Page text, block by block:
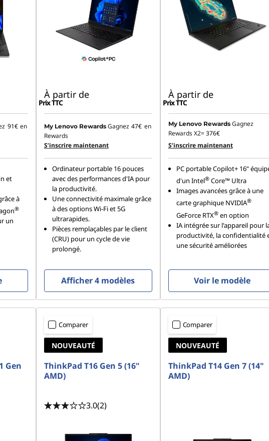
91€ en
et
à
®
un
À partir de
Prix TTC
My Lenovo Rewards Gagnez 47€ en
Rewards
S’inscrire maintenant
Ordinateur portable 16 pouces
avec des performances d'IA pour
la productivité.
Une connectivité maximale grâce
à des options Wi-Fi et 5G
ultrarapides.
Pièces remplaçables par le client
(CRU) pour un cycle de vie
prolongé.
Afficher 4 modèles
À partir de
Prix TTC
My Lenovo Rewards Gagnez
Rewards X2=376€
S’inscrire maintenant
PC portable Copilot+ 16ʺ
d'un Intel®Core™ Ultra
Images avancées grâce à une
carte graphique NVIDIA®
GeForce RTX®en option
IA intégrée sur l'appareil pour
productivité, la confidentialité
une sécurité améliorées
Voir le modèle
Gen
Comparer
NOUVEAUTÉ
ThinkPad T16 Gen 5 (16"
AMD)
3.0(2)
Comparer
NOUVEAUTÉ
ThinkPad T14 Gen 7 (14"
AMD)